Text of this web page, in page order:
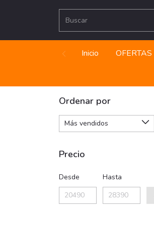
Inicio OFERTAS
Ordenar por
Precio
Desde Hasta